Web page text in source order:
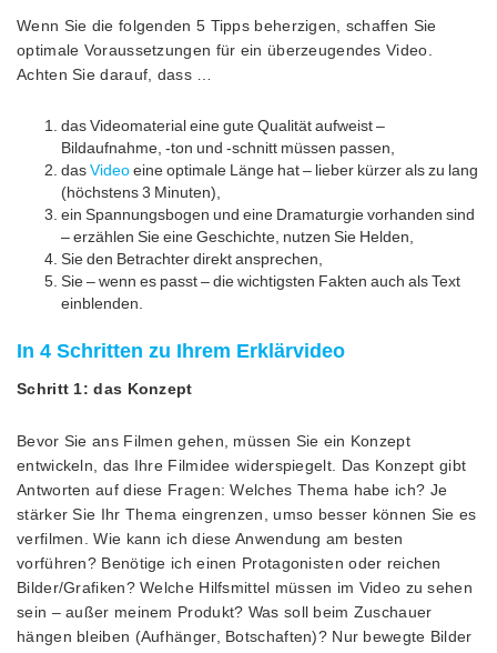
Wenn Sie die folgenden 5 Tipps beherzigen, schaffen Sie
optimale Voraussetzungen für ein überzeugendes Video.
Achten Sie darauf, dass …
das Videomaterial eine gute Qualität aufweist –
Bildaufnahme, -ton und -schnitt müssen passen,
dasVideoeine optimale Länge hat – lieber kürzer als zu lang
(höchstens 3 Minuten),
ein Spannungsbogen und eine Dramaturgie vorhanden sind
– erzählen Sie eine Geschichte, nutzen Sie Helden,
Sie den Betrachter direkt ansprechen,
Sie – wenn es passt – die wichtigsten Fakten auch als Text
einblenden.
In 4 Schritten zu Ihrem Erklärvideo
Schritt 1: das Konzept
Bevor Sie ans Filmen gehen, müssen Sie ein Konzept
entwickeln, das Ihre Filmidee widerspiegelt. Das Konzept gibt
Antworten auf diese Fragen: Welches Thema habe ich? Je
stärker Sie Ihr Thema eingrenzen, umso besser können Sie es
verfilmen. Wie kann ich diese Anwendung am besten
vorführen? Benötige ich einen Protagonisten oder reichen
Bilder/Grafiken? Welche Hilfsmittel müssen im Video zu sehen
sein – außer meinem Produkt? Was soll beim Zuschauer
hängen bleiben (Aufhänger, Botschaften)? Nur bewegte Bilder